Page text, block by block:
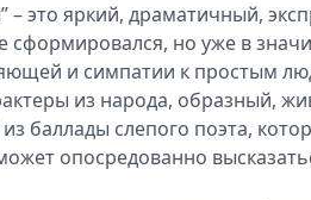
– это яркий, драматичный,
сформировался, но уже в
и симпатии к простым
из народа, образный,
баллады слепого поэта,
опосредованно